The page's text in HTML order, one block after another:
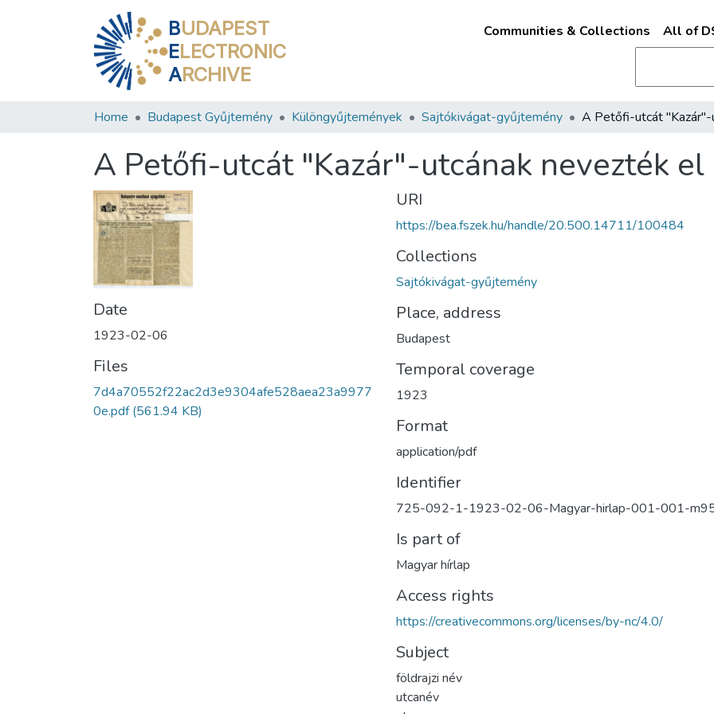
BUDAPEST
ELECTRONIC
ARCHIVE
Communities & Collections All of
Home Budapest Gyűjtemény Különgyűjtemények Sajtókivágat-gyűjtemény
A Petőfi-utcát "Kazár"-utcának nevezték el
Date
1923-02-06
Files
7d4a70552f22ac2d3e9304afe528aea23a9977
0e.pdf(561.94 KB)
URI
https://bea.fszek.hu/handle/20.500.14711/100484
Collections
Sajtókivágat-gyűjtemény
Place, address
Budapest
Temporal coverage
1923
Format
application/pdf
Identifier
725-092-1-1923-02-06-Magyar-hirlap-001-001-
Is part of
Magyar hírlap
Access rights
https://creativecommons.org/licenses/by-nc/4.0/
Subject
földrajzi név
utcanév